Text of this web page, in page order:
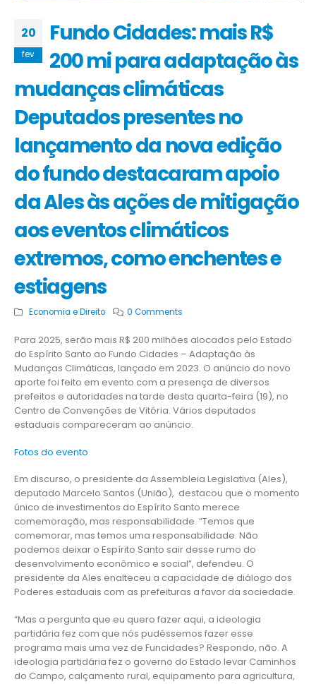
20
fev
Fundo Cidades: mais R$
200 mi para adaptação às
mudanças climáticas
Deputados presentes no
lançamento da nova edição
do fundo destacaram apoio
da Ales às ações de mitigação
aos eventos climáticos
extremos, como enchentes e
estiagens
Economia e Direito 0 Comments
Para 2025, serão mais R$ 200 milhões alocados pelo Estado
do Espírito Santo ao Fundo Cidades – Adaptação às
Mudanças Climáticas, lançado em 2023. O anúncio do novo
aporte foi feito em evento com a presença de diversos
prefeitos e autoridades na tarde desta quarta-feira (19), no
Centro de Convenções de Vitória. Vários deputados
estaduais compareceram ao anúncio.
Fotos do evento
Em discurso, o presidente da Assembleia Legislativa (Ales),
deputado Marcelo Santos (União), destacou que o momento
único de investimentos do Espírito Santo merece
comemoração, mas responsabilidade. “Temos que
comemorar, mas temos uma responsabilidade. Não
podemos deixar o Espírito Santo sair desse rumo do
desenvolvimento econômico e social”, defendeu. O
presidente da Ales enalteceu a capacidade de diálogo dos
Poderes estaduais com as prefeituras a favor da sociedade.
“Mas a pergunta que eu quero fazer aqui, a ideologia
partidária fez com que nós pudéssemos fazer esse
programa mais uma vez de Funcidades? Respondo, não. A
ideologia partidária fez o governo do Estado levar Caminhos
do Campo, calçamento rural, equipamento para agricultura,